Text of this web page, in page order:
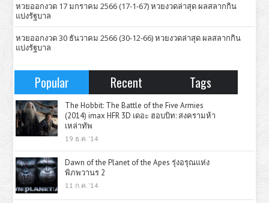
หวยออกงวด 17 มกราคม 2566 (17-1-67) หวยงวดล่าสุด ผลสลากกิน
แบ่งรัฐบาล
หวยออกงวด 30 ธันวาคม 2566 (30-12-66) หวยงวดล่าสุด ผลสลากกิน
แบ่งรัฐบาล
Popular Recent Tags
The Hobbit: The Battle of the Five Armies
(2014) imax HFR 3D เดอะ ฮอบบิท: สงครามห้า
เหล่าทัพ
19 ธ.ค. '14
Dawn of the Planet of the Apes รุ่งอรุณแห่ง
พิภพวานร 2
11 ก.ค. '14